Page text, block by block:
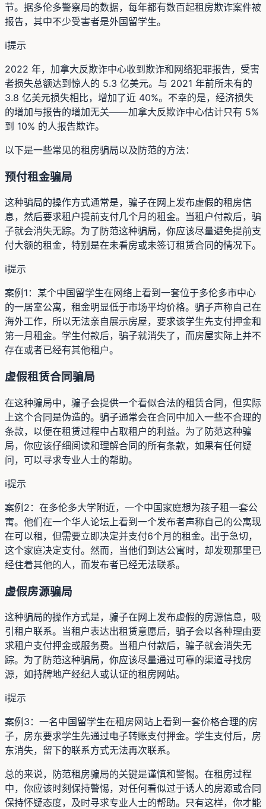
节。据多伦多警察局的数据，每年都有数百起租房欺诈案件被
报告，其中不少受害者是外国留学生。
ℹ️提示
2022 年，加拿大反欺诈中心收到欺诈和网络犯罪报告，受害
者损失总额达到惊人的 5.3 亿美元。与 2021 年前所未有的
3.8 亿美元损失相比，增加了近 40%。不幸的是，经济损失
的增加与报告的增加无关——加拿大反欺诈中心估计只有 5%
到 10% 的人报告欺诈。
以下是一些常见的租房骗局以及防范的方法：
预付租金骗局
这种骗局的操作方式通常是，骗子在网上发布虚假的租房信
息，然后要求租户提前支付几个月的租金。当租户付款后，骗
子就会消失无踪。为了防范这种骗局，你应该尽量避免提前支
付大额的租金，特别是在未看房或未签订租赁合同的情况下。
ℹ️提示
案例1：某个中国留学生在网络上看到一套位于多伦多市中心
的一居室公寓，租金明显低于市场平均价格。骗子声称自己在
海外工作，所以无法亲自展示房屋，要求该学生先支付押金和
第一月租金。学生付款后，骗子就消失了，而房屋实际上并不
存在或者已经有其他租户。
虚假租赁合同骗局
在这种骗局中，骗子会提供一个看似合法的租赁合同，但实际
上这个合同是伪造的。骗子通常会在合同中加入一些不合理的
条款，以便在租赁过程中占取租户的利益。为了防范这种骗
局，你应该仔细阅读和理解合同的所有条款，如果有任何疑
问，可以寻求专业人士的帮助。
ℹ️提示
案例2：在多伦多大学附近，一个中国家庭想为孩子租一套公
寓。他们在一个华人论坛上看到一个发布者声称自己的公寓现
在可以租，但需要立即决定并支付6个月的租金。出于急切，
这个家庭决定支付。然而，当他们到达公寓时，却发现那里已
经住着其他的人，而发布者已经无法联系。
虚假房源骗局
这种骗局的操作方式是，骗子在网上发布虚假的房源信息，吸
引租户联系。当租户表达出租赁意愿后，骗子会以各种理由要
求租户支付押金或服务费。当租户付款后，骗子就会消失无
踪。为了防范这种骗局，你应该尽量通过可靠的渠道寻找房
源，如持牌地产经纪人或认证的租房网站。
ℹ️提示
案例3：一名中国留学生在租房网站上看到一套价格合理的房
子，房东要求学生先通过电子转账支付押金。学生支付后，房
东消失，留下的联系方式无法再次联系。
总的来说，防范租房骗局的关键是谨慎和警惕。在租房过程
中，你应该时刻保持警惕，对任何看似过于诱人的房源或合同
保持怀疑态度，及时寻求专业人士的帮助。只有这样，你才能